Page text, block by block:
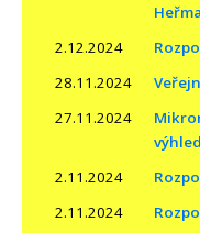
2.12.2024
28.11.2024
27.11.2024
2.11.2024
2.11.2024